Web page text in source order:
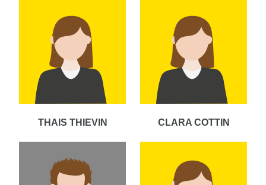
THAIS THIEVIN CLARA COTTIN